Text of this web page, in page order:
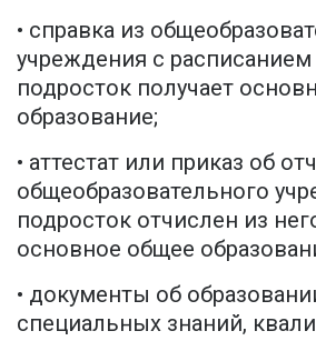
• справка из
учреждения с расписанием
подросток получает
образование;
• аттестат или приказ об
общеобразовательного
подросток отчислен из
основное общее
• документы об
специальных знаний,